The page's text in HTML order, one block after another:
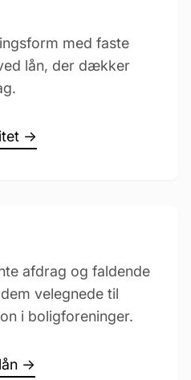
med faste
lån, der dækker
→
afdrag og faldende
velegnede til
i boligforeninger.
→